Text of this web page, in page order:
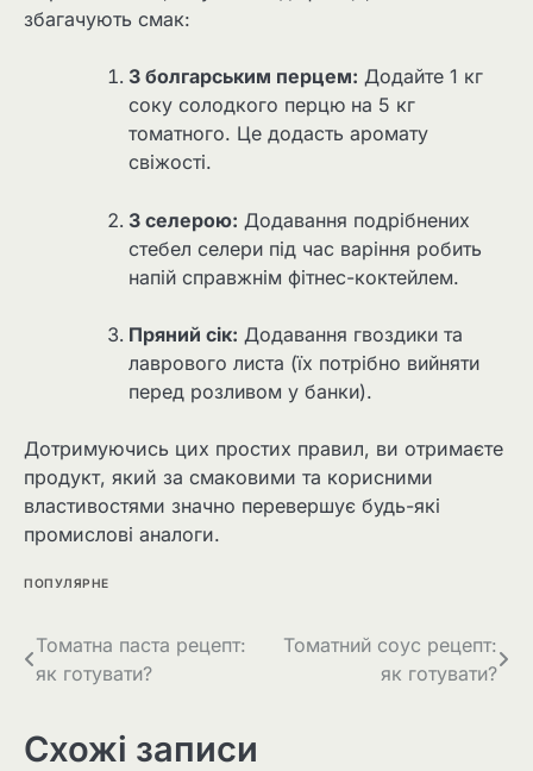
збагачують смак:
З болгарським перцем: Додайте 1 кг
соку солодкого перцю на 5 кг
томатного. Це додасть аромату
свіжості.
З селерою: Додавання подрібнених
стебел селери під час варіння робить
напій справжнім фітнес-коктейлем.
Пряний сік: Додавання гвоздики та
лаврового листа (їх потрібно вийняти
перед розливом у банки).
Дотримуючись цих простих правил, ви отримаєте
продукт, який за смаковими та корисними
властивостями значно перевершує будь-які
промислові аналоги.
ПОПУЛЯРНЕ
Навігація
записів
Томатна паста рецепт:
як готувати?
Томатний соус рецепт:
як готувати?
Схожі записи